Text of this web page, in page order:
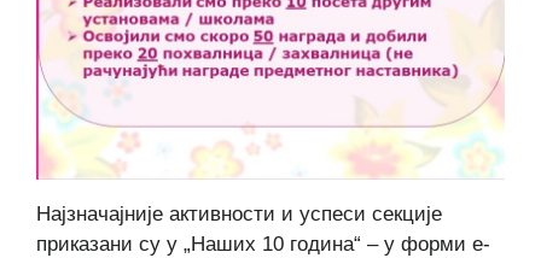
Најзначајније активности и успеси секције
приказани су у „Наших 10 година“ – у форми е-